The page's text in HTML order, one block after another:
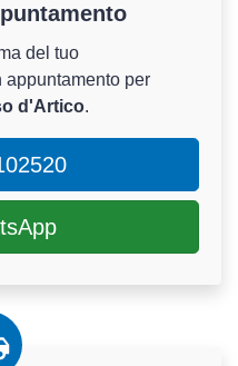
del tuo
appuntamento per
d'Artico.